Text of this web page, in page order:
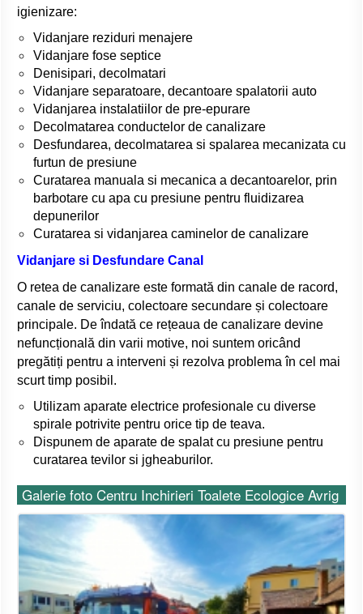
igienizare:
Vidanjare reziduri menajere
Vidanjare fose septice
Denisipari, decolmatari
Vidanjare separatoare, decantoare spalatorii auto
Vidanjarea instalatiilor de pre-epurare
Decolmatarea conductelor de canalizare
Desfundarea, decolmatarea si spalarea mecanizata cu
furtun de presiune
Curatarea manuala si mecanica a decantoarelor, prin
barbotare cu apa cu presiune pentru fluidizarea
depunerilor
Curatarea si vidanjarea caminelor de canalizare
Vidanjare si Desfundare Canal
O retea de canalizare este formată din canale de racord,
canale de serviciu, colectoare secundare și colectoare
principale. De îndată ce rețeaua de canalizare devine
nefuncțională din varii motive, noi suntem oricând
pregătiți pentru a interveni și rezolva problema în cel mai
scurt timp posibil.
Utilizam aparate electrice profesionale cu diverse
spirale potrivite pentru orice tip de teava.
Dispunem de aparate de spalat cu presiune pentru
curatarea tevilor si jgheaburilor.
Galerie foto Centru Inchirieri Toalete Ecologice Avrig